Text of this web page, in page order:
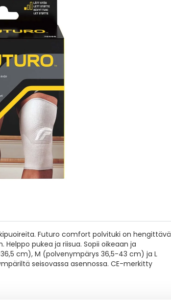
Futuro comfort polvituki on hengittävä
pukea ja riisua. Sopii oikeaan ja
cm), M (polvenympärys 36,5-43 cm) ja L
seisovassa asennossa. CE-merkitty